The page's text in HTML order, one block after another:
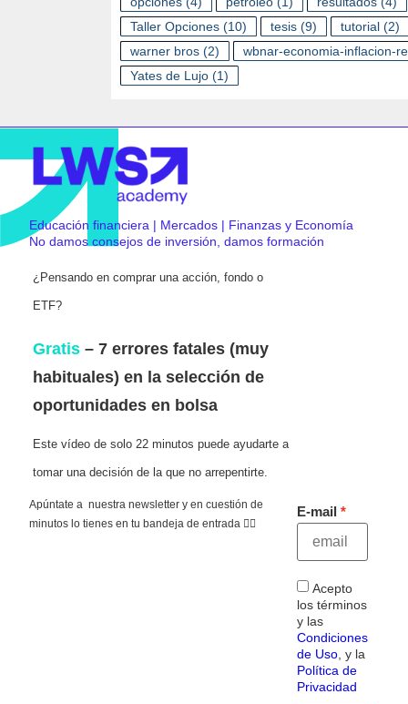
Taller Opciones (10) tesis (9) tutorial (2)
warner bros (2)
wbnar-economia-inflacion-
Yates de Lujo (1)
Educación financiera | Mercados | Finanzas y Economía
No damos consejos de inversión, damos formación
¿Pensando en comprar una acción, fondo o
ETF?
Gratis – 7 errores fatales (muy
habituales) en la selección de
oportunidades en bolsa
Este vídeo de solo 22 minutos puede ayudarte a
tomar una decisión de la que no arrepentirte.
Apúntate a nuestra newsletter y en cuestión de
minutos lo tienes en tu bandeja de entrada 👇🏻
E-mail
Acepto
los términos
y las
Condiciones
de Uso, y la
Política de
Privacidad